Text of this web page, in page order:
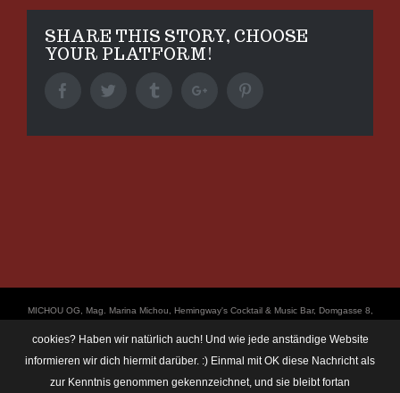
SHARE THIS STORY, CHOOSE
YOUR PLATFORM!
FacebookTwitter TumblrGoogle+
ΜICHOU OG, Mag. Marina Michou, Hemingway's Cocktail & Music Bar, Domgasse 8,
https://linz.bar/marinamichou/ Telefon: 0650 6101820, E-Mail: hemingway@linz.bar,
Öffnungszeiten: Di - Do: 17:30 - 01:00 Uhr, Fr + Sa: 17:30 - 03:00 Uhr. Im Rahmen
unserer Veranstaltungen machen wir immer wieder mal Fotos und Videos. Das
cookies? Haben wir natürlich auch! Und wie jede anständige Website
informieren wir dich hiermit darüber. :) Einmal mit OK diese Nachricht als
zur Kenntnis genommen gekennzeichnet, und sie bleibt fortan